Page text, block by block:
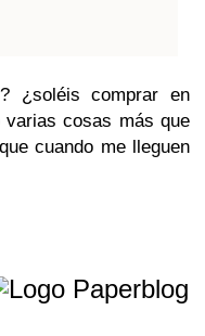
¿soléis comprar en
varias cosas más que
cuando me lleguen